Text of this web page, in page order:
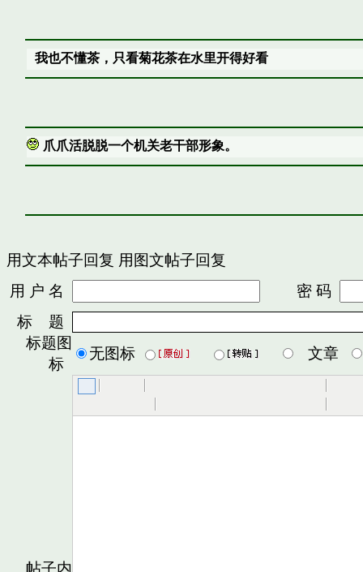
我也不懂茶，只看菊花茶在水里开得好看
爪爪活脱脱一个机关老干部形象。
用文本帖子回复 用图文帖子回复
用 户 名
密 码
标 题
标题图
标
无图标 文章
帖子内